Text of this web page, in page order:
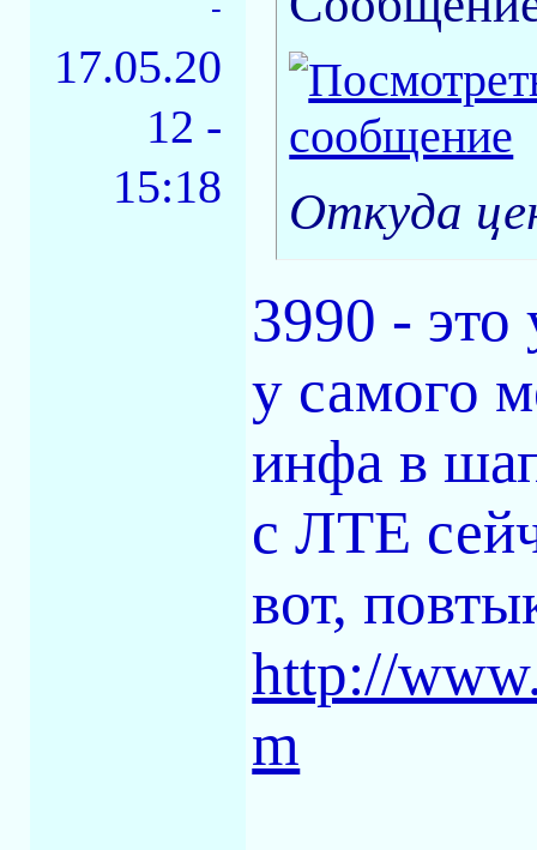
-
17.05.20
12 -
15:18
Откуда
3990 - это
у самого
инфа в
с ЛТЕ
вот,
http://
m